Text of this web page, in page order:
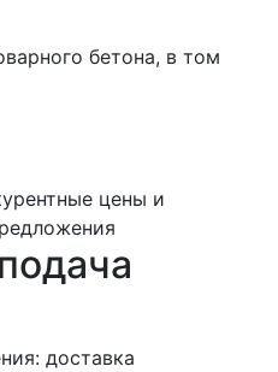
бетона, в том
цены и
доставка